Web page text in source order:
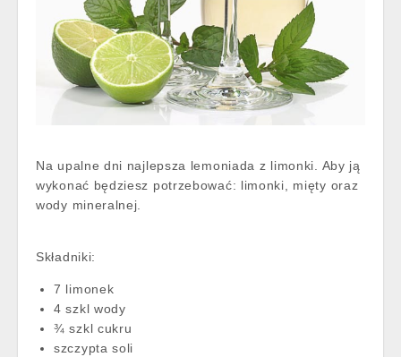
Na upalne dni najlepsza lemoniada z limonki. Aby ją
wykonać będziesz potrzebować: limonki, mięty oraz
wody mineralnej.
Składniki:
7 limonek
4 szkl wody
¾ szkl cukru
szczypta soli